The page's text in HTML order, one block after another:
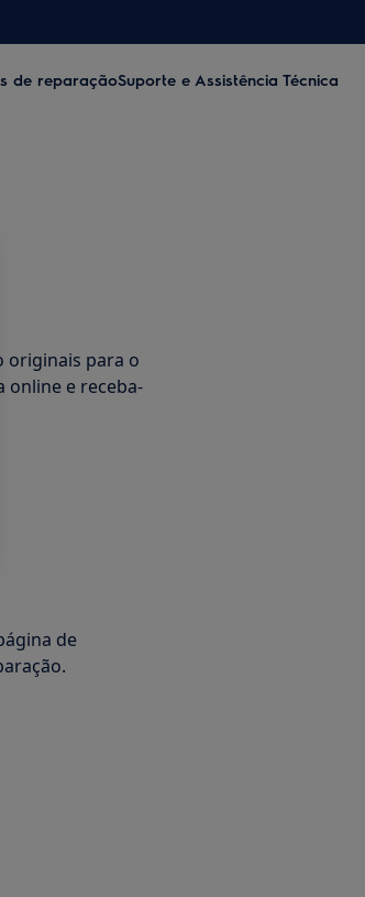
de reparaçãoSuporte e Assistência Técnica
originais para o
online e receba-
de